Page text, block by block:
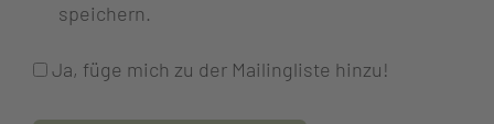
speichern.
Ja, füge mich zu der Mailingliste hinzu!